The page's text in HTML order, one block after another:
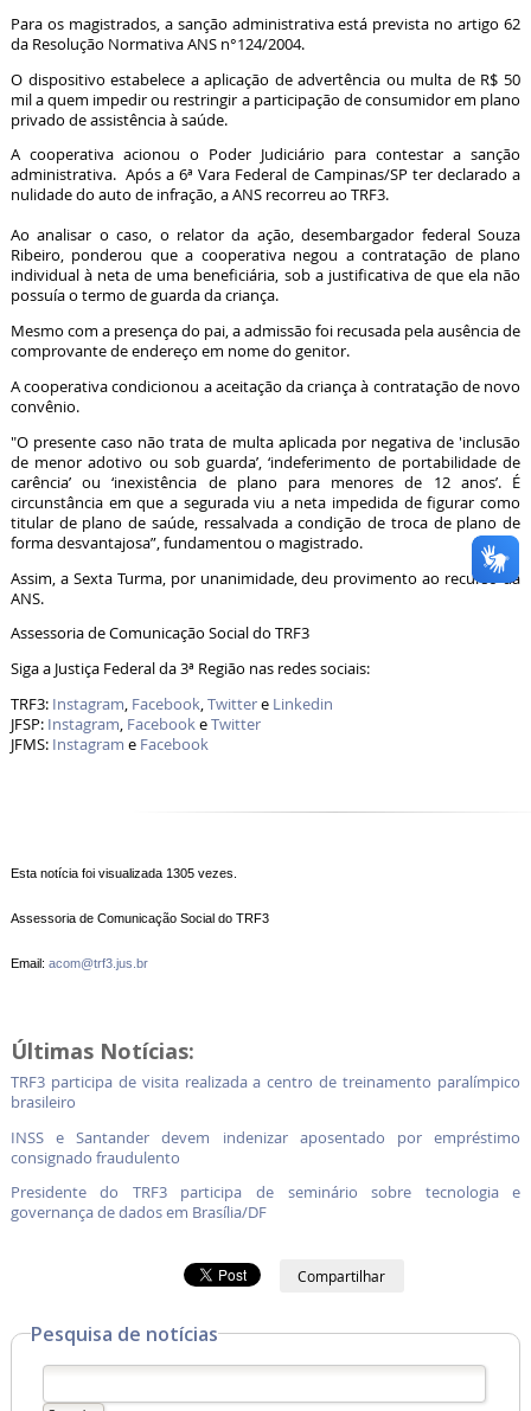
Para os magistrados, a sanção administrativa está prevista no artigo 62
da Resolução Normativa ANS n°124/2004.
O dispositivo estabelece a aplicação de advertência ou multa de R$ 50
mil a quem impedir ou restringir a participação de consumidor em plano
privado de assistência à saúde.
A cooperativa acionou o Poder Judiciário para contestar a sanção
administrativa. Após a 6ª Vara Federal de Campinas/SP ter declarado a
nulidade do auto de infração, a ANS recorreu ao TRF3.
Ao analisar o caso, o relator da ação, desembargador federal Souza
Ribeiro, ponderou que a cooperativa negou a contratação de plano
individual à neta de uma beneficiária, sob a justificativa de que ela não
possuía o termo de guarda da criança.
Mesmo com a presença do pai, a admissão foi recusada pela ausência de
comprovante de endereço em nome do genitor.
A cooperativa condicionou a aceitação da criança à contratação de novo
convênio.
"O presente caso não trata de multa aplicada por negativa de 'inclusão
de menor adotivo ou sob guarda’, ‘indeferimento de portabilidade de
carência’ ou ‘inexistência de plano para menores de 12 anos’. É
circunstância em que a segurada viu a neta impedida de figurar como
titular de plano de saúde, ressalvada a condição de troca de plano de
forma desvantajosa”, fundamentou o magistrado.
Assim, a Sexta Turma, por unanimidade, deu provimento ao recurso da
ANS.
Assessoria de Comunicação Social do TRF3
Siga a Justiça Federal da 3ª Região nas redes sociais:
TRF3: Instagram, Facebook,Twittere Linkedin
JFSP: Instagram, FacebookeTwitter
JFMS: Instagram e Facebook
Esta notícia foi visualizada 1305 vezes.
Assessoria de Comunicação Social do TRF3
Email: acom@trf3.jus.br
Últimas Notícias:
TRF3 participa de visita realizada a centro de treinamento paralímpico
brasileiro
INSS e Santander devem indenizar aposentado por empréstimo
consignado fraudulento
Presidente do TRF3 participa de seminário sobre tecnologia e
governança de dados em Brasília/DF
Compartilhar
Pesquisa de notícias